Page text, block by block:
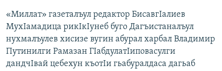
«Миллат» газеталъул редактор БисавгIалиев
МухIамадица рикIкIунеб буго Дагъистаналъул
нухмалъулев хисизе вугин абурал харбал Владимир
Путинилги Рамазан ГIабдулатIиповасулги
дандчIвай цебехун къотIи гьабуралдаса дагьаб